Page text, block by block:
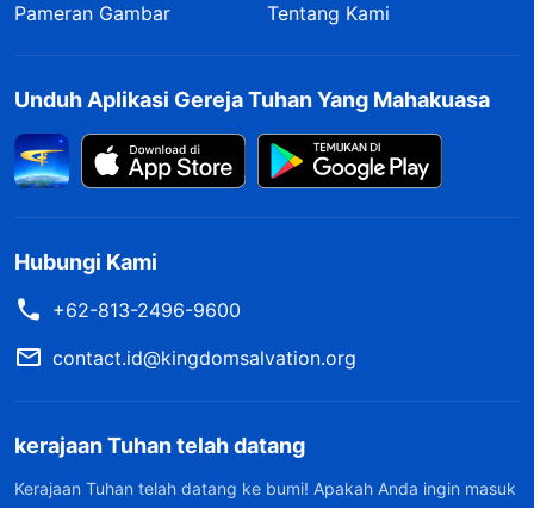
Pameran Gambar
Tentang Kami
Unduh Aplikasi Gereja Tuhan Yang Mahakuasa
Hubungi Kami
+62-813-2496-9600
contact.id@kingdomsalvation.org
kerajaan Tuhan telah datang
Kerajaan Tuhan telah datang ke bumi! Apakah Anda ingin masuk